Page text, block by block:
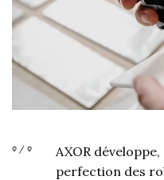
9 / 9
AXOR
perfection des